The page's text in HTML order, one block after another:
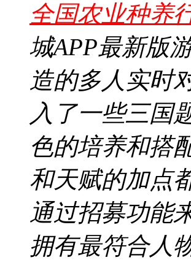
全国农业种养
城APP最新版
造的多人实时
入了一些三国
色的培养和搭
和天赋的加点
通过招募功能
拥有最符合人